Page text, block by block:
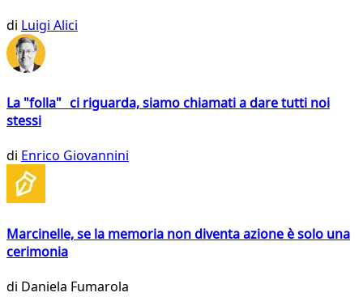
di Luigi Alici
La "folla" ci riguarda, siamo chiamati a dare tutti noi
stessi
di Enrico Giovannini
Marcinelle, se la memoria non diventa azione è solo una
cerimonia
di Daniela Fumarola